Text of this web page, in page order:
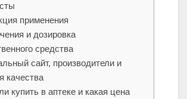
применения
и дозировка
средства
сайт, производители и
качества
купить в аптеке и какая цена